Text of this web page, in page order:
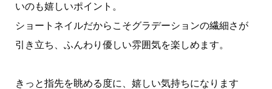
いのも嬉しいポイント。
ショートネイルだからこそグラデーションの繊細さが
引き立ち、ふんわり優しい雰囲気を楽しめます。
きっと指先を眺める度に、嬉しい気持ちになります